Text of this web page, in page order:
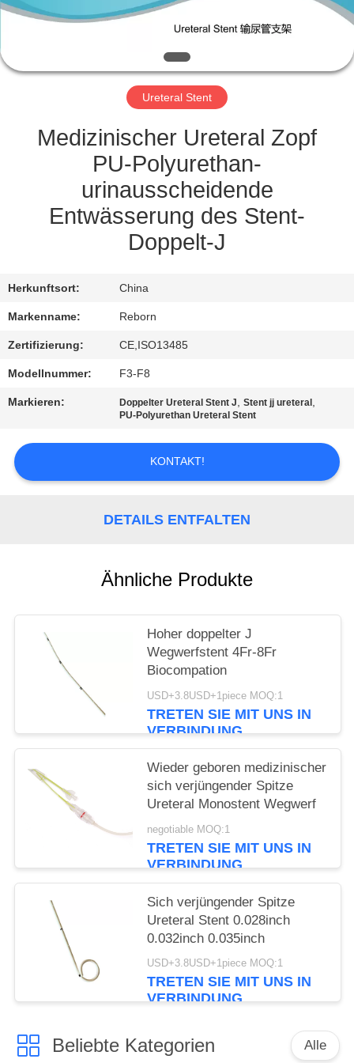
TRETEN
SIE
MIT
VERBINDUNG
FORDERN
ZITAT
SITEMAP
POLICY
Ureteral Stent
Medizinischer Ureteral Zopf
PU-Polyurethan-
urinausscheidende
Entwässerung des Stent-
Doppelt-J
Herkunftsort: China
Markenname: Reborn
Zertifizierung: CE,ISO13485
Modellnummer: F3-F8
Markieren: Doppelter Ureteral Stent J,Stent jj ureteral ,
PU-Polyurethan Ureteral Stent
KONTAKT!
DETAILS ENTFALTEN
Ähnliche Produkte
Hoher doppelter J
Wegwerfstent 4Fr-8Fr
Biocompation
USD+3.8USD+1piece MOQ:1
TRETEN SIE MIT UNS IN
VERBINDUNG
Wieder geboren medizinischer
sich verjüngender Spitze
Ureteral Monostent Wegwerf
negotiable MOQ:1
TRETEN SIE MIT UNS IN
VERBINDUNG
Sich verjüngender Spitze
Ureteral Stent 0.028inch
0.032inch 0.035inch
USD+3.8USD+1piece MOQ:1
TRETEN SIE MIT UNS IN
VERBINDUNG
Beliebte Kategorien Alle